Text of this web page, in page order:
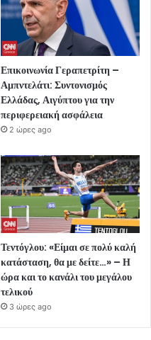
Επικοινωνία Γεραπετρίτη –
Αμπντελάτι: Συντονισμός
Ελλάδας, Αιγύπτου για την
περιφερειακή ασφάλεια
2 ώρες ago
Τεντόγλου: «Είμαι σε πολύ καλή
κατάσταση, θα με δείτε…» – Η
ώρα και το κανάλι του μεγάλου
τελικού
3 ώρες ago